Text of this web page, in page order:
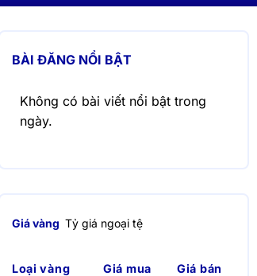
BÀI ĐĂNG NỔI BẬT
Không có bài viết nổi bật trong
ngày.
Giá vàng Tỷ giá ngoại tệ
Loại vàng Giá mua Giá bán